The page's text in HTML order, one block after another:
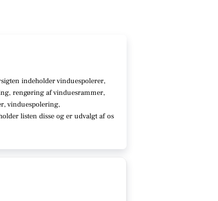
indeholder vinduespolerer,
rengøring af vinduesrammer,
vinduespolering,
listen disse og er udvalgt af os